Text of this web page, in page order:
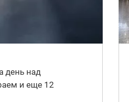
день над
и еще 12